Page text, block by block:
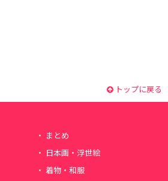
トップに戻る
まとめ
日本画・浮世絵
着物・和服